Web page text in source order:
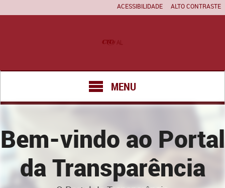
ACESSIBILIDADE ALTO CONTRASTE
MENU
Bem-vindo ao Portal
da Transparência